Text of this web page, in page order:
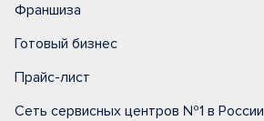
Франшиза
Готовый бизнес
Прайс-лист
Сеть сервисных центров №1 в России